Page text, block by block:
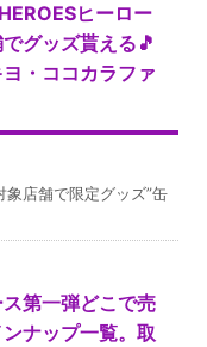
ヒーロー
グッズ貰える🎵
・ココカラファ
象店舗で限定グッズ”缶
第一弾どこで売
ナップ一覧。取